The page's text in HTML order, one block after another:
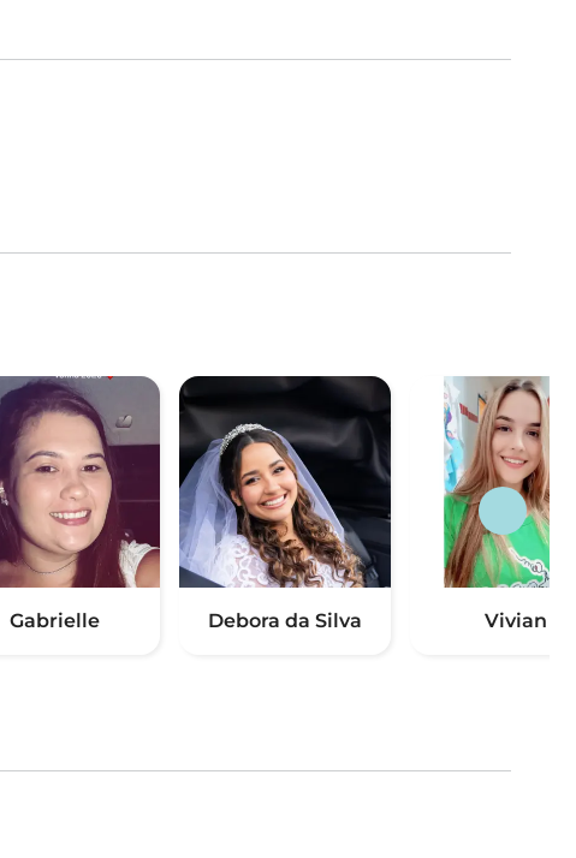
Gabrielle Debora da Silva Vivian